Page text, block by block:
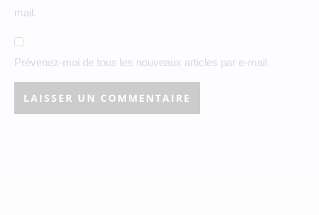
mail.
Prévenez-moi de tous les nouveaux articles par e-mail.